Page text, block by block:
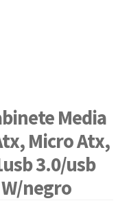
Media
Micro Atx,
3.0/usb
negro